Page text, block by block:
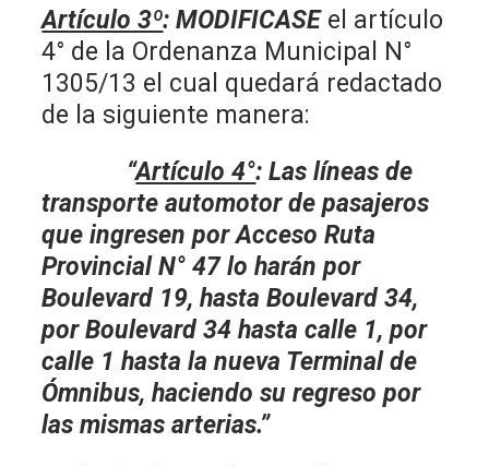
Artículo 3º: MODIFICASEel artículo
4° de la Ordenanza Municipal N°
1305/13 el cual quedará redactado
de la siguiente manera:
“Artículo 4°: Las líneas de
transporte automotor de pasajeros
que ingresen por Acceso Ruta
Provincial N° 47 lo harán por
Boulevard 19, hasta Boulevard 34,
por Boulevard 34 hasta calle 1, por
calle 1 hasta la nueva Terminal de
Ómnibus, haciendo su regreso por
las mismas arterias.”